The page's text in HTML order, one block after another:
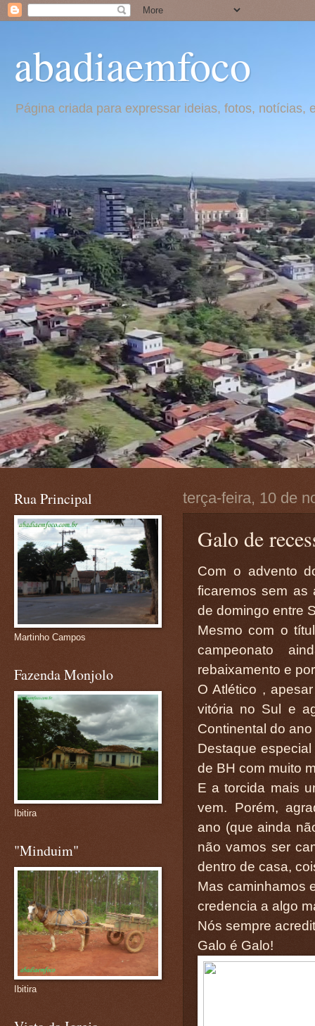
abadiaemfoco
Página criada para expressar ideias, fotos,
terça-feira, 10 de
Galo de
Com o advento
ficaremos sem as
de domingo entre
Mesmo com o
campeonato
rebaixamento e
O Atlético ,
vitória no Sul e
Continental do
Destaque
de BH com muito
E a torcida mais
vem. Porém,
ano (que ainda
não vamos ser
dentro de casa,
Mas caminhamos
credencia a algo
Nós sempre
Galo é Galo!
Rua Principal
Martinho Campos
Fazenda Monjolo
Ibitira
"Minduim"
Ibitira